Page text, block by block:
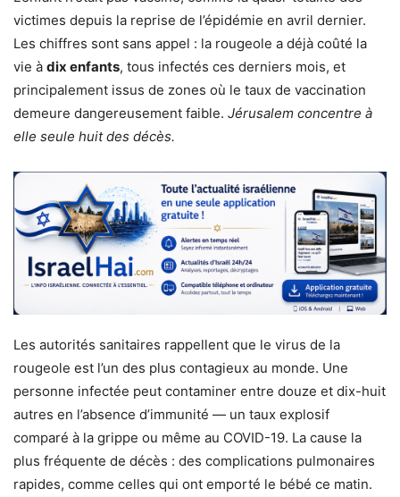
victimes depuis la reprise de l’épidémie en avril dernier.
Les chiffres sont sans appel : la rougeole a déjà coûté la
vie à dix enfants, tous infectés ces derniers mois, et
principalement issus de zones où le taux de vaccination
demeure dangereusement faible. Jérusalem concentre à
elle seule huit des décès.
Les autorités sanitaires rappellent que le virus de la
rougeole est l’un des plus contagieux au monde. Une
personne infectée peut contaminer entre douze et dix-huit
autres en l’absence d’immunité — un taux explosif
comparé à la grippe ou même au COVID-19. La cause la
plus fréquente de décès : des complications pulmonaires
rapides, comme celles qui ont emporté le bébé ce matin.